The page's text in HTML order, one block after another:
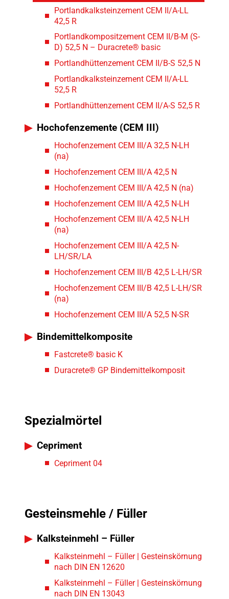
Portlandkalksteinzement CEM II/A-LL
42,5 R
Portlandkompositzement CEM II/B-M (S-
D) 52,5 N – Duracrete® basic
Portlandhüttenzement CEM II/B-S 52,5 N
Portlandkalksteinzement CEM II/A-LL
52,5 R
Portlandhüttenzement CEM II/A-S 52,5 R
Hochofenzemente (CEM III)
Hochofenzement CEM III/A 32,5 N-LH
(na)
Hochofenzement CEM III/A 42,5 N
Hochofenzement CEM III/A 42,5 N (na)
Hochofenzement CEM III/A 42,5 N-LH
Hochofenzement CEM III/A 42,5 N-LH
(na)
Hochofenzement CEM III/A 42,5 N-
LH/SR/LA
Hochofenzement CEM III/B 42,5 L-LH/SR
Hochofenzement CEM III/B 42,5 L-LH/SR
(na)
Hochofenzement CEM III/A 52,5 N-SR
Bindemittelkomposite
Fastcrete® basic K
Duracrete® GP Bindemittelkomposit
Spezialmörtel
Cepriment
Cepriment 04
Gesteinsmehle / Füller
Kalksteinmehl – Füller
Kalksteinmehl – Füller | Gesteinskörnung
nach DIN EN 12620
Kalksteinmehl – Füller | Gesteinskörnung
nach DIN EN 13043